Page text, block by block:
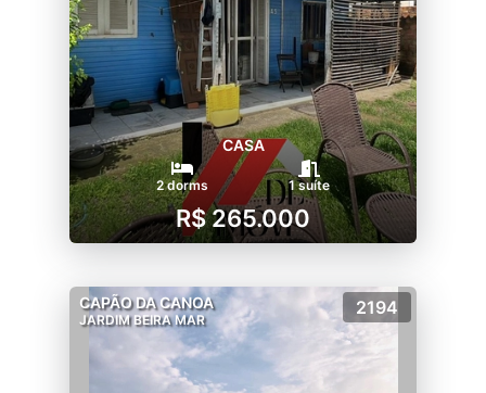
CASA
2 dorms 1 suíte
R$ 265.000
CAPÃO DA CANOA
JARDIM BEIRA MAR
2194